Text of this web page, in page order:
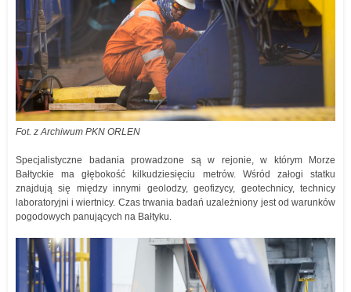
Fot. z Archiwum PKN ORLEN
Specjalistyczne badania prowadzone są w rejonie, w którym Morze
Bałtyckie ma głębokość kilkudziesięciu metrów. Wśród załogi statku
znajdują się między innymi geolodzy, geofizycy, geotechnicy, technicy
laboratoryjni i wiertnicy. Czas trwania badań uzależniony jest od warunków
pogodowych panujących na Bałtyku.